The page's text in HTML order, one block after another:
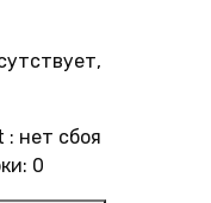
нет сбоя
0